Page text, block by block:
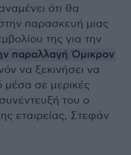
ότι θα
παρασκευή μιας
της για την
παραλλαγή Όμικρον
να ξεκινήσει να
μέσα σε μερικές
του ο
εταιρείας, Στεφάν